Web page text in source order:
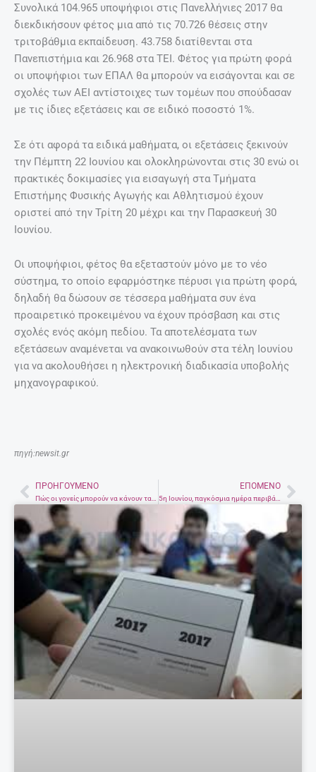
Συνολικά 104.965 υποψήφιοι στις Πανελλήνιες 2017 θα
διεκδικήσουν φέτος μια από τις 70.726 θέσεις στην
τριτοβάθμια εκπαίδευση. 43.758 διατίθενται στα
Πανεπιστήμια και 26.968 στα ΤΕΙ. Φέτος για πρώτη φορά
οι υποψήφιοι των ΕΠΑΛ θα μπορούν να εισάγονται και σε
σχολές των ΑΕΙ αντίστοιχες των τομέων που σπούδασαν
με τις ίδιες εξετάσεις και σε ειδικό ποσοστό 1%.
Σε ότι αφορά τα ειδικά μαθήματα, οι εξετάσεις ξεκινούν
την Πέμπτη 22 Ιουνίου και ολοκληρώνονται στις 30 ενώ οι
πρακτικές δοκιμασίες για εισαγωγή στα Τμήματα
Επιστήμης Φυσικής Αγωγής και Αθλητισμού έχουν
οριστεί από την Τρίτη 20 μέχρι και την Παρασκευή 30
Ιουνίου.
Οι υποψήφιοι, φέτος θα εξεταστούν μόνο με το νέο
σύστημα, το οποίο εφαρμόστηκε πέρυσι για πρώτη φορά,
δηλαδή θα δώσουν σε τέσσερα μαθήματα συν ένα
προαιρετικό προκειμένου να έχουν πρόσβαση και στις
σχολές ενός ακόμη πεδίου. Τα αποτελέσματα των
εξετάσεων αναμένεται να ανακοινωθούν στα τέλη Ιουνίου
για να ακολουθήσει η ηλεκτρονική διαδικασία υποβολής
μηχανογραφικού.
πηγή:newsit.gr
PrevΠΡΟΗΓΟΎΜΕΝΟ ΕΠΌΜΕΝΟ